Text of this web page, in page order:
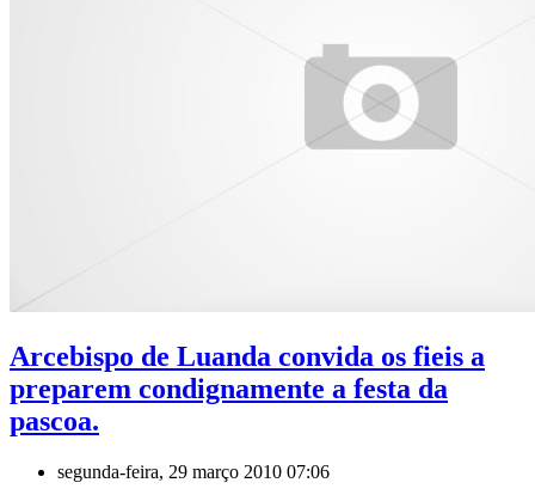
Arcebispo de Luanda convida os fieis a
preparem condignamente a festa da
pascoa.
segunda-feira, 29 março 2010 07:06